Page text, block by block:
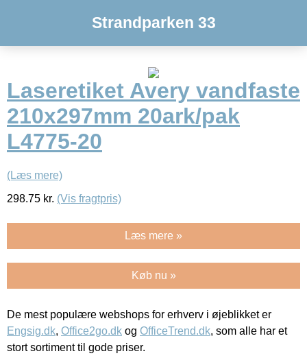
Strandparken 33
Laseretiket Avery vandfaste
210x297mm 20ark/pak
L4775-20
(Læs mere)
298.75 kr. (Vis fragtpris)
Læs mere »
Køb nu »
De mest populære webshops for erhverv i øjeblikket er
Engsig.dk, Office2go.dk og OfficeTrend.dk, som alle har et
stort sortiment til gode priser.